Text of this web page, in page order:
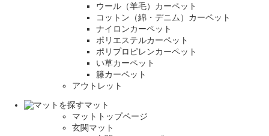
ウール（羊毛）カーペット
コットン（綿・デニム）カーペット
ナイロンカーペット
ポリエステルカーペット
ポリプロピレンカーペット
い草カーペット
籐カーペット
アウトレット
マット
マットトップページ
玄関マット